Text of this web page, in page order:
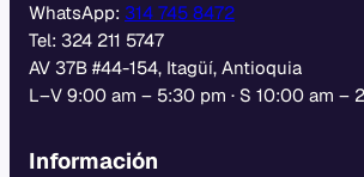
WhatsApp: 314 745 8472
Tel: 324 211 5747
AV 37B #44-154, Itagüí, Antioquia
L–V 9:00 am – 5:30 pm · S 10:00 am –
Información